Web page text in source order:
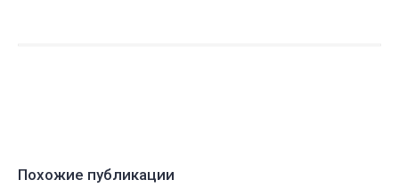
Похожие публикации